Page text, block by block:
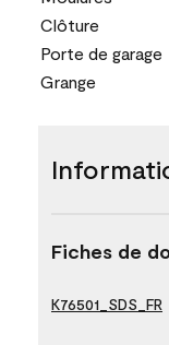
Clôture
Porte de garage
Grange
Fiches de
K76501_SDS_FR